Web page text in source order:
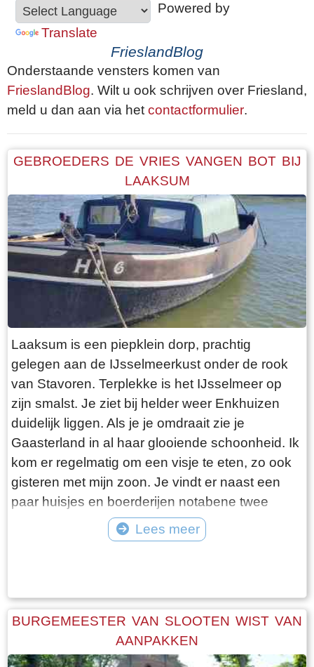
Powered by
Translate
FrieslandBlog
Onderstaande vensters komen van
FrieslandBlog. Wilt u ook schrijven over Friesland,
meld u dan aan via het contactformulier.
GEBROEDERS DE VRIES VANGEN BOT BIJ
LAAKSUM
Laaksum is een piepklein dorp, prachtig
gelegen aan de IJsselmeerkust onder de rook
van Stavoren. Terplekke is het IJsselmeer op
zijn smalst. Je ziet bij helder weer Enkhuizen
duidelijk liggen. Als je je omdraait zie je
Gaasterland in al haar glooiende schoonheid. Ik
kom er regelmatig om een visje te eten, zo ook
gisteren met mijn zoon. Je vindt er naast een
paar huisjes en boerderijen notabene twee
visrestaurants op steenworp afstand van elkaar.
Er schijnt het jaar rond voldoende klandizie te
linker restaurant dat sinds een paar jaar in de
voormalige zoutloods gevestigd is. Zolang de
voorraad strekt welteverstaan. De naam
“Laaksumer Bot” suggereert dat de vis terplekke
Lees meer
BURGEMEESTER VAN SLOOTEN WIST VAN
AANPAKKEN